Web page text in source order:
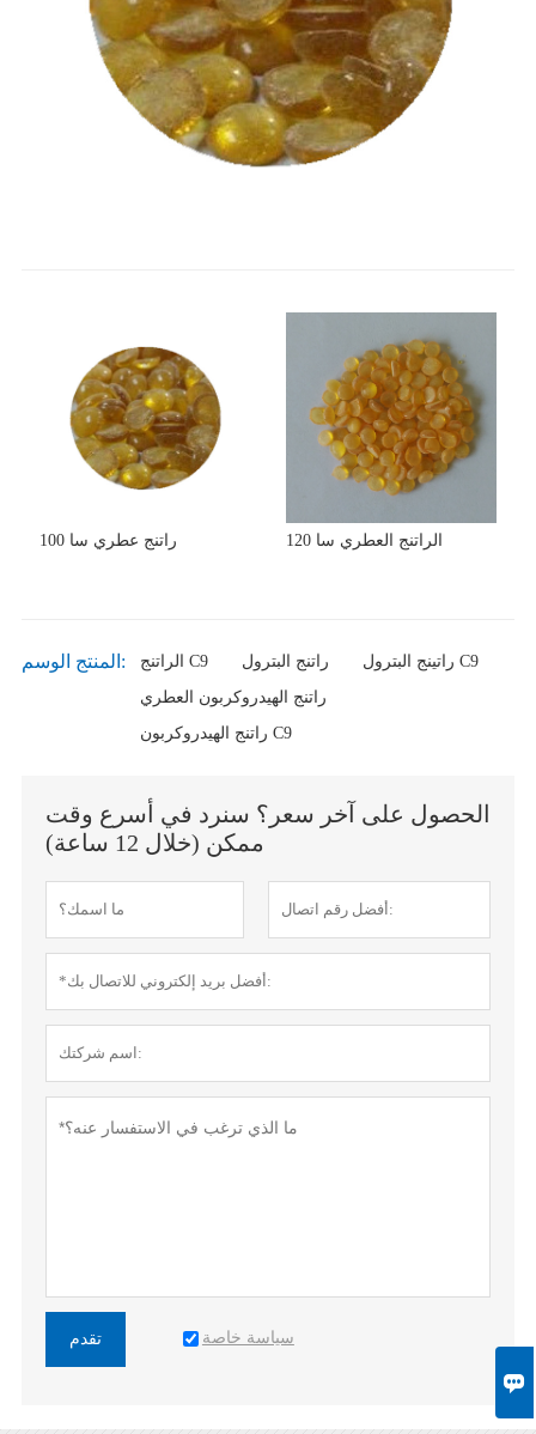

راتنج عطري سا 100 الراتنج العطري سا 120
المنتج الوسم: الراتنج C9 راتنج البترول
راتينج البترول C9
راتنج الهيدروكربون العطري
راتنج الهيدروكربون C9
الحصول على آخر سعر؟ سنرد في أسرع وقت
ممكن (خلال 12 ساعة)
تقدم سياسة خاصة